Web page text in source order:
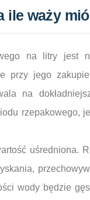
ile waży
na litry jest
przy jego
na
rzepakowego,
uśredniona.
wody będzie